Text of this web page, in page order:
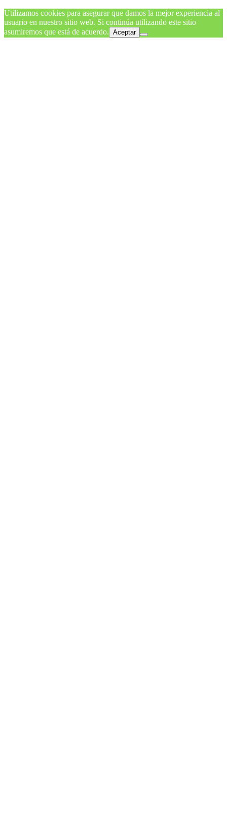
Utilizamos cookies para asegurar que damos la mejor experiencia al
usuario en nuestro sitio web. Si continúa utilizando este sitio
asumiremos que está de acuerdo. Aceptar